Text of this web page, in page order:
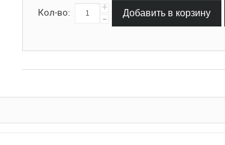
Кол-во: +
- Добавить в корзину